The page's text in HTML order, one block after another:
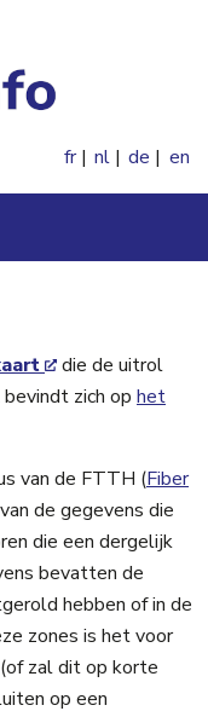
fr nl de en
die de uitrol
zich op het
van de FTTH (Fiber
de gegevens die
die een dergelijk
bevatten de
hebben of in de
zones is het voor
zal dit op korte
op een